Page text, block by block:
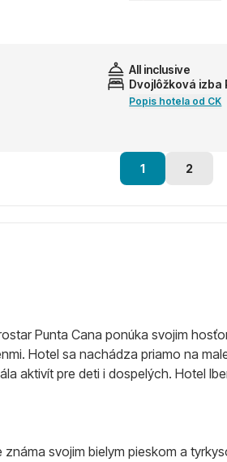
All inclusive
Dvojlôžková izba
Popis hotela od CK
1 2
Punta Cana ponúka svojim
Hotel sa nachádza priamo na
aktivít pre deti i dospelých. Hotel
svojim bielym pieskom a